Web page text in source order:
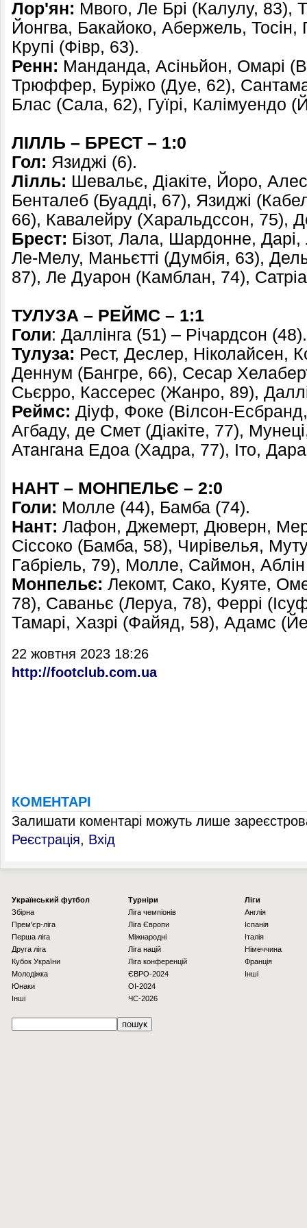
Лор'ян: Мвого, Ле Брі (Калулу, 83),
Йонгва, Бакайоко, Абержель,
Крупі (Фівр, 63).
Ренн: Манданда, Асіньйон, Омарі
Трюффер, Буріжо (Дуе, 62),
Блас (Сала, 62), Гуїрі, Калімуендо
ЛІЛЛЬ – БРЕСТ – 1:0
Гол: Язиджі (6).
Лілль: Шевальє, Діакіте, Йоро,
Бенталеб (Буадді, 67), Язиджі
66), Кавалейру (Харальдссон, 75),
Брест: Бізот, Лала, Шардонне,
Ле-Мелу, Маньєтті (Думбія, 63),
87), Ле Дуарон (Камблан, 74),
ТУЛУЗА – РЕЙМС – 1:1
Голи: Даллінга (51) – Річардсон (48).
Тулуза: Рест, Деслер, Ніколайсен,
Деннум (Бангре, 66), Сесар
Сьєрро, Кассерес (Жанро, 89),
Реймс: Діуф, Фоке (Вілсон-
Агбаду, де Смет (Діакіте, 77),
Атангана Едоа (Хадра, 77), Іто,
НАНТ – МОНПЕЛЬЄ – 2:0
Голи: Молле (44), Бамба (74).
Нант: Лафон, Джемерт, Дюверн,
Сіссоко (Бамба, 58), Чирівелья,
Габріель, 79), Молле, Саймон,
Монпельє: Лекомт, Сако, Куяте,
78), Саваньє (Леруа, 78), Феррі
Тамарі, Хазрі (Файяд, 58), Адамс
22 жовтня 2023 18:26
http://footclub.com.ua
КОМЕНТАРІ
Залишати коментарі можуть лише
Реєстрація, Вхід
Українcький футбол
Збірна
Прем'єр-ліга
Перша ліга
Друга ліга
Кубок України
Молодіжка
Юнаки
Інші
Турніри
Ліга чемпіонів
Ліга Європи
Міжнародні
Ліга націй
Ліга конференцій
ЄВРО-2024
OI-2024
ЧС-2026
Ліги
Англія
Іспанія
Італія
Німеччина
Франція
Інші